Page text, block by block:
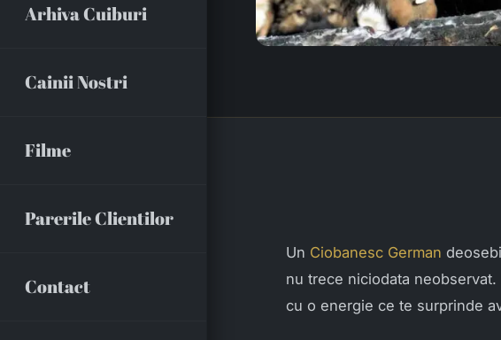
Arhiva Cuiburi
Cainii Nostri
Filme
Parerile Clientilor
Contact
Un Ciobanesc German
nu trece niciodata
cu o energie ce te surprinde